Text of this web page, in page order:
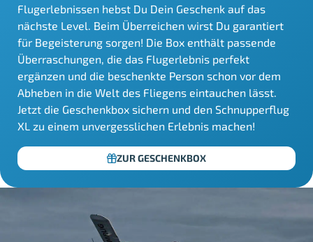
Flugerlebnissen hebst Du Dein Geschenk auf das
nächste Level. Beim Überreichen wirst Du garantiert
für Begeisterung sorgen! Die Box enthält passende
Überraschungen, die das Flugerlebnis perfekt
ergänzen und die beschenkte Person schon vor dem
Abheben in die Welt des Fliegens eintauchen lässt.
Jetzt die Geschenkbox sichern und den Schnupperflug
XL zu einem unvergesslichen Erlebnis machen!
ZUR GESCHENKBOX